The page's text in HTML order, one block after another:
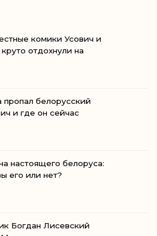
комики Усович и
отдохнули на
пропал белорусский
и где он сейчас
настоящего белоруса:
вы его или нет?
Богдан Лисевский